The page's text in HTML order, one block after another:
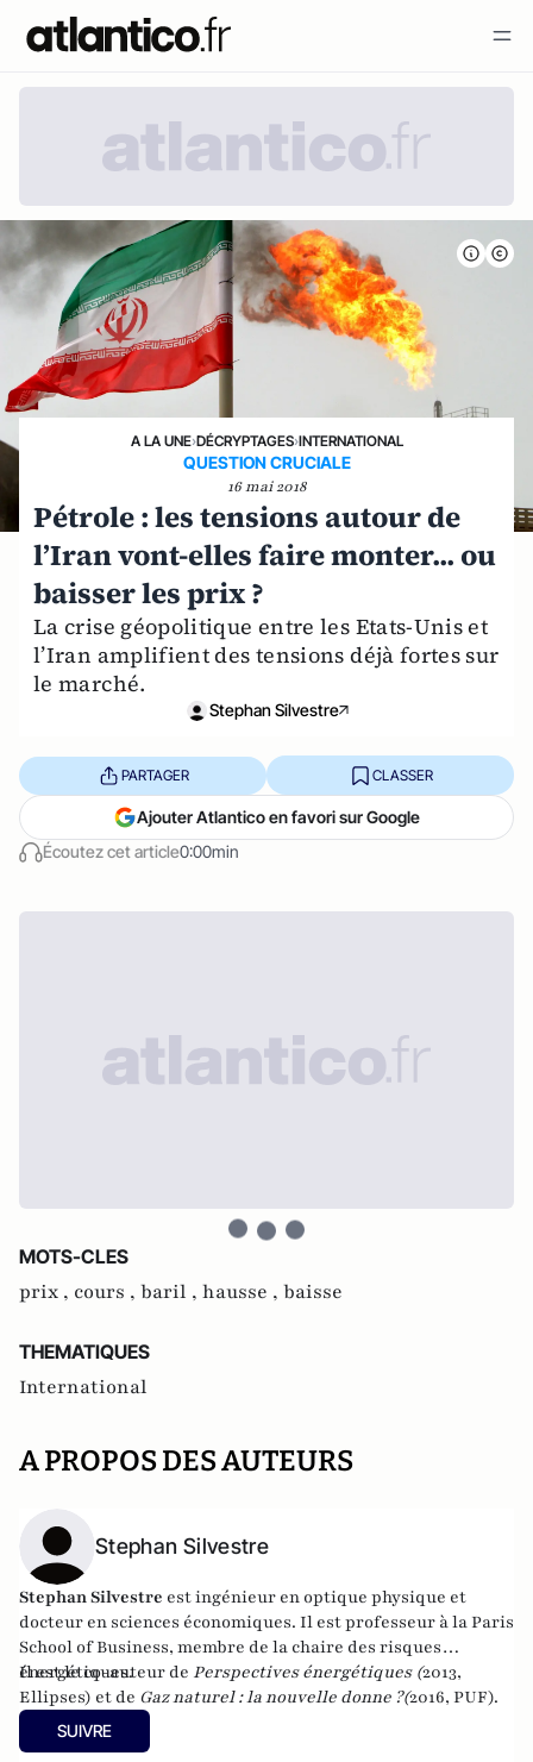
A LA UNE›DÉCRYPTAGES›INTERNATIONAL
QUESTION CRUCIALE
16 mai 2018
Pétrole : les tensions autour de
l’Iran vont-elles faire monter... ou
baisser les prix ?
La crise géopolitique entre les Etats-Unis et
l’Iran amplifient des tensions déjà fortes sur
le marché.
Stephan Silvestre
Écoutez cet article0:00min
PARTAGER CLASSER
Ajouter Atlantico en favori sur Google
MOTS-CLES
prix , cours , baril , hausse , baisse
THEMATIQUES
International
A PROPOS DES AUTEURS
Stephan Silvestre
Stephan Silvestre est ingénieur en optique physique et
docteur en sciences économiques. Il est professeur à la Paris
School of Business, membre de la chaire des risques
énergétiques.
Il est le co-auteur de Perspectives énergétiques (2013,
Ellipses) et de Gaz naturel : la nouvelle donne ?(2016, PUF).
SUIVRE